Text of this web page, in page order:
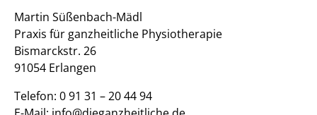
Martin Süßenbach-Mädl
Praxis für ganzheitliche Physiotherapie
Bismarckstr. 26
91054 Erlangen
Telefon: 0 91 31 – 20 44 94